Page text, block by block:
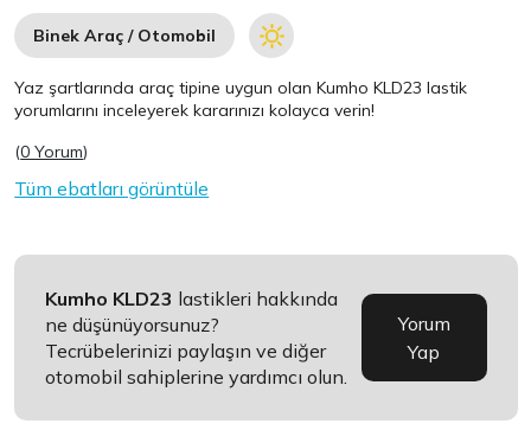
Binek Araç / Otomobil
Yaz şartlarında araç tipine uygun olanKumho KLD23 lastik
yorumlarını inceleyerek kararınızı kolayca verin!
(0 Yorum)
Tüm ebatları görüntüle
Kumho KLD23 lastikleri hakkında
ne düşünüyorsunuz?
Tecrübelerinizi paylaşın ve diğer
otomobil sahiplerine yardımcı olun.
Yorum
Yap